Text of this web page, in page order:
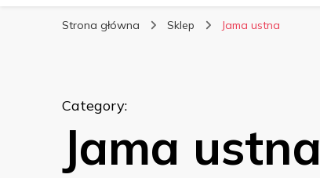
Strona główna Sklep Jama ustna
Category:
Jama ustna